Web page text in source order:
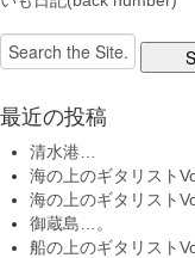
Search
for:
最近の投稿
清水港…
海の上のギタリスト
海の上のギタリスト
御蔵島…。
船の上のギタリスト